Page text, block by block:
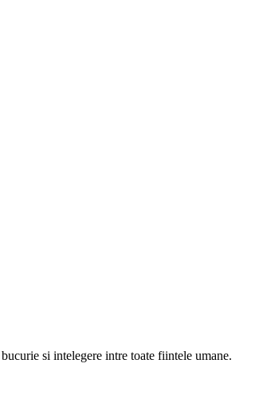
si intelegere intre toate fiintele umane.